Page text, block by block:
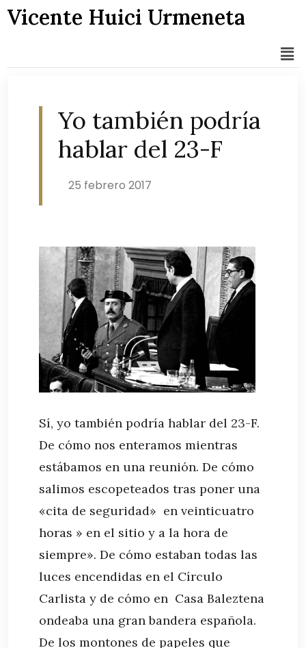
Vicente Huici Urmeneta
Yo también podría
hablar del 23-F
25 febrero 2017
Sí, yo también podría hablar del 23-F.
De cómo nos enteramos mientras
estábamos en una reunión. De cómo
salimos escopeteados tras poner una
«cita de seguridad» en veinticuatro
horas » en el sitio y a la hora de
siempre». De cómo estaban todas las
luces encendidas en el Círculo
Carlista y de cómo en Casa Baleztena
ondeaba una gran bandera española.
De los montones de papeles que